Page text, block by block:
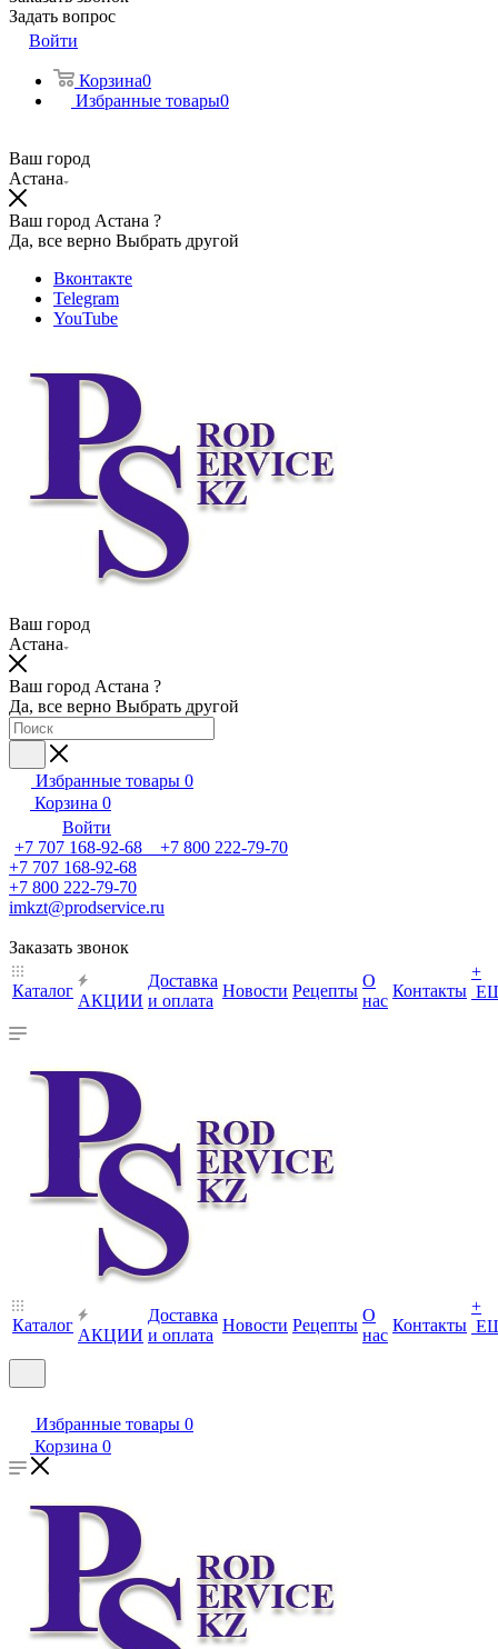
Задать вопрос
Войти
Корзина0
Избранные товары0
Ваш город
Астана
Ваш город Астана ?
Да, все верно Выбрать другой
Вконтакте
Telegram
YouTube
Ваш город
Астана
Ваш город Астана ?
Да, все верно Выбрать другой
Избранные товары 0
Корзина 0
Войти
+7 707 168-92-68 +7 800 222-79-70
+7 707 168-92-68
+7 800 222-79-70
imkzt@prodservice.ru
Заказать звонок
Каталог
АКЦИИ
Доставка
и оплата
Новости Рецепты
О
нас
Контакты
+
Каталог
АКЦИИ
Доставка
и оплата
Новости Рецепты
О
нас
Контакты
+
Избранные товары 0
Корзина 0